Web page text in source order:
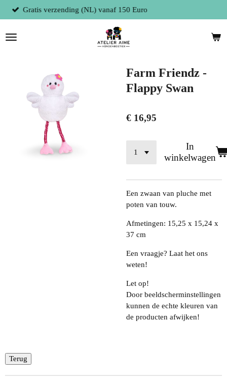
Ga
direct
naar
de
Euro Fysieke winkel te 9300 Aalst
Farm Friendz -
Flappy Swan
€ 16,95
In
winkelwagen
Een zwaan van pluche met
poten van touw.
Afmetingen: 15,25 x 15,24 x
37 cm
Een vraagje? Laat het ons
weten!
Let op!
Door beeldscherminstellingen
kunnen de echte kleuren van
de producten afwijken!
Terug